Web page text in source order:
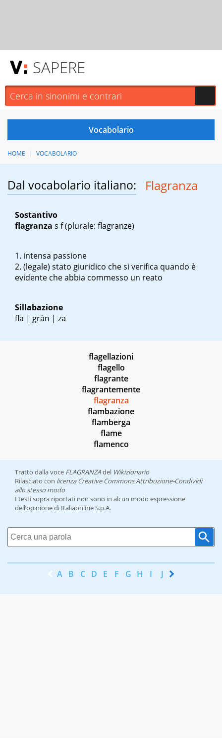
SAPERE
HOME VOCABOLARIO
Dal vocabolario italiano: Flagranza
Sostantivo
flagranza s f(plurale: flagranze)
intensa passione
(legale) stato giuridico che si verifica quando è
evidente che abbia commesso un reato
Sillabazione
fla | gràn | za
flagellazioni
flagello
flagrante
flagrantemente
flagranza
flambazione
flamberga
flame
flamenco
Tratto dalla voce FLAGRANZAdel Wikizionario
Rilasciato con licenza Creative Commons Attribuzione-Condividi
allo stesso modo
I testi sopra riportati non sono in alcun modo espressione
dell’opinione di Italiaonline S.p.A.
A B C D E F G H I J K